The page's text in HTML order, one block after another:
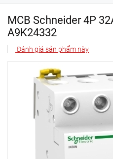
MCB Schneider 4P
A9K24332
Đánh giá sản phẩm này